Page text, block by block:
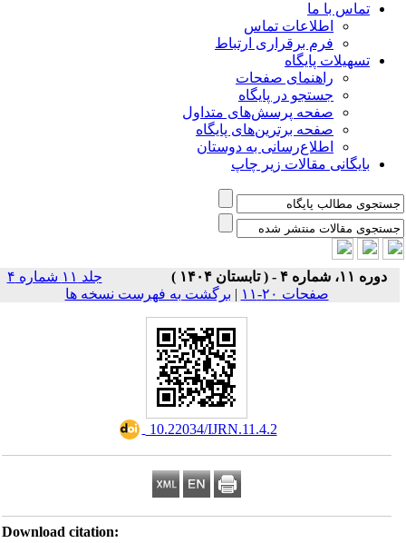
تماس با ما
اطلاعات تماس
فرم برقراری ارتباط
تسهیلات پایگاه
راهنمای صفحات
جستجو در پایگاه
صفحه پرسش‌های متداول
صفحه برترین‌های پایگاه
اطلاع‌رسانی به دوستان
بایگانی مقالات زیر چاپ
دوره ۱۱، شماره ۴ - ( تابستان ۱۴۰۴ )
جلد ۱۱ شماره ۴
صفحات ۲۰-۱۱
| برگشت به فهرست نسخه ها
‎ 10.22034/IJRN.11.4.2
Download citation: